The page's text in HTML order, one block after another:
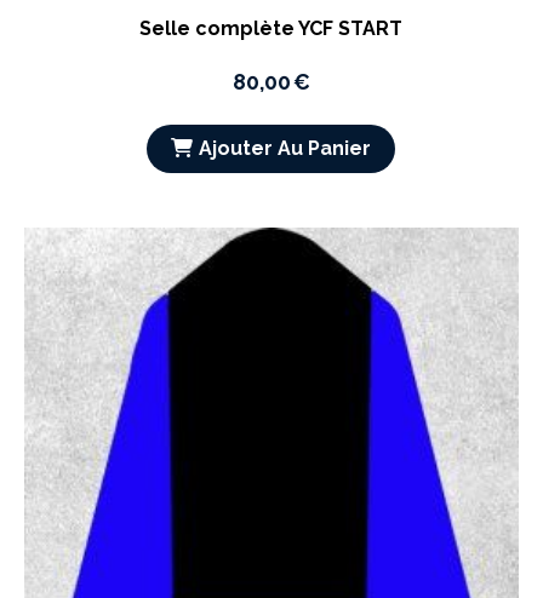
Selle complète YCF START
80,00€
Ajouter Au Panier